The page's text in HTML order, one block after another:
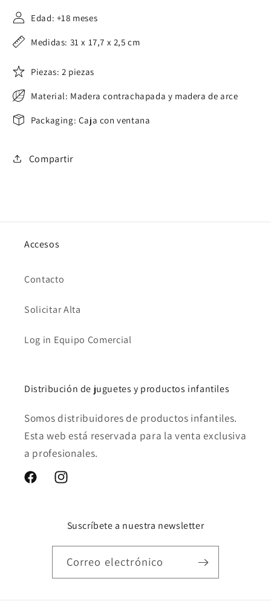
Edad: +18 meses
Medidas: 31 x 17,7 x 2,5 cm
Piezas: 2 piezas
Material: Madera contrachapada y madera de arce
Packaging: Caja con ventana
Compartir
Accesos
Contacto
Solicitar Alta
Log in Equipo Comercial
Distribución de juguetes y productos infantiles
Somos distribuidores de productos infantiles.
Esta web está reservada para la venta exclusiva
a profesionales.
FacebookInstagram
Suscríbete a nuestra newsletter
Correo electrónico